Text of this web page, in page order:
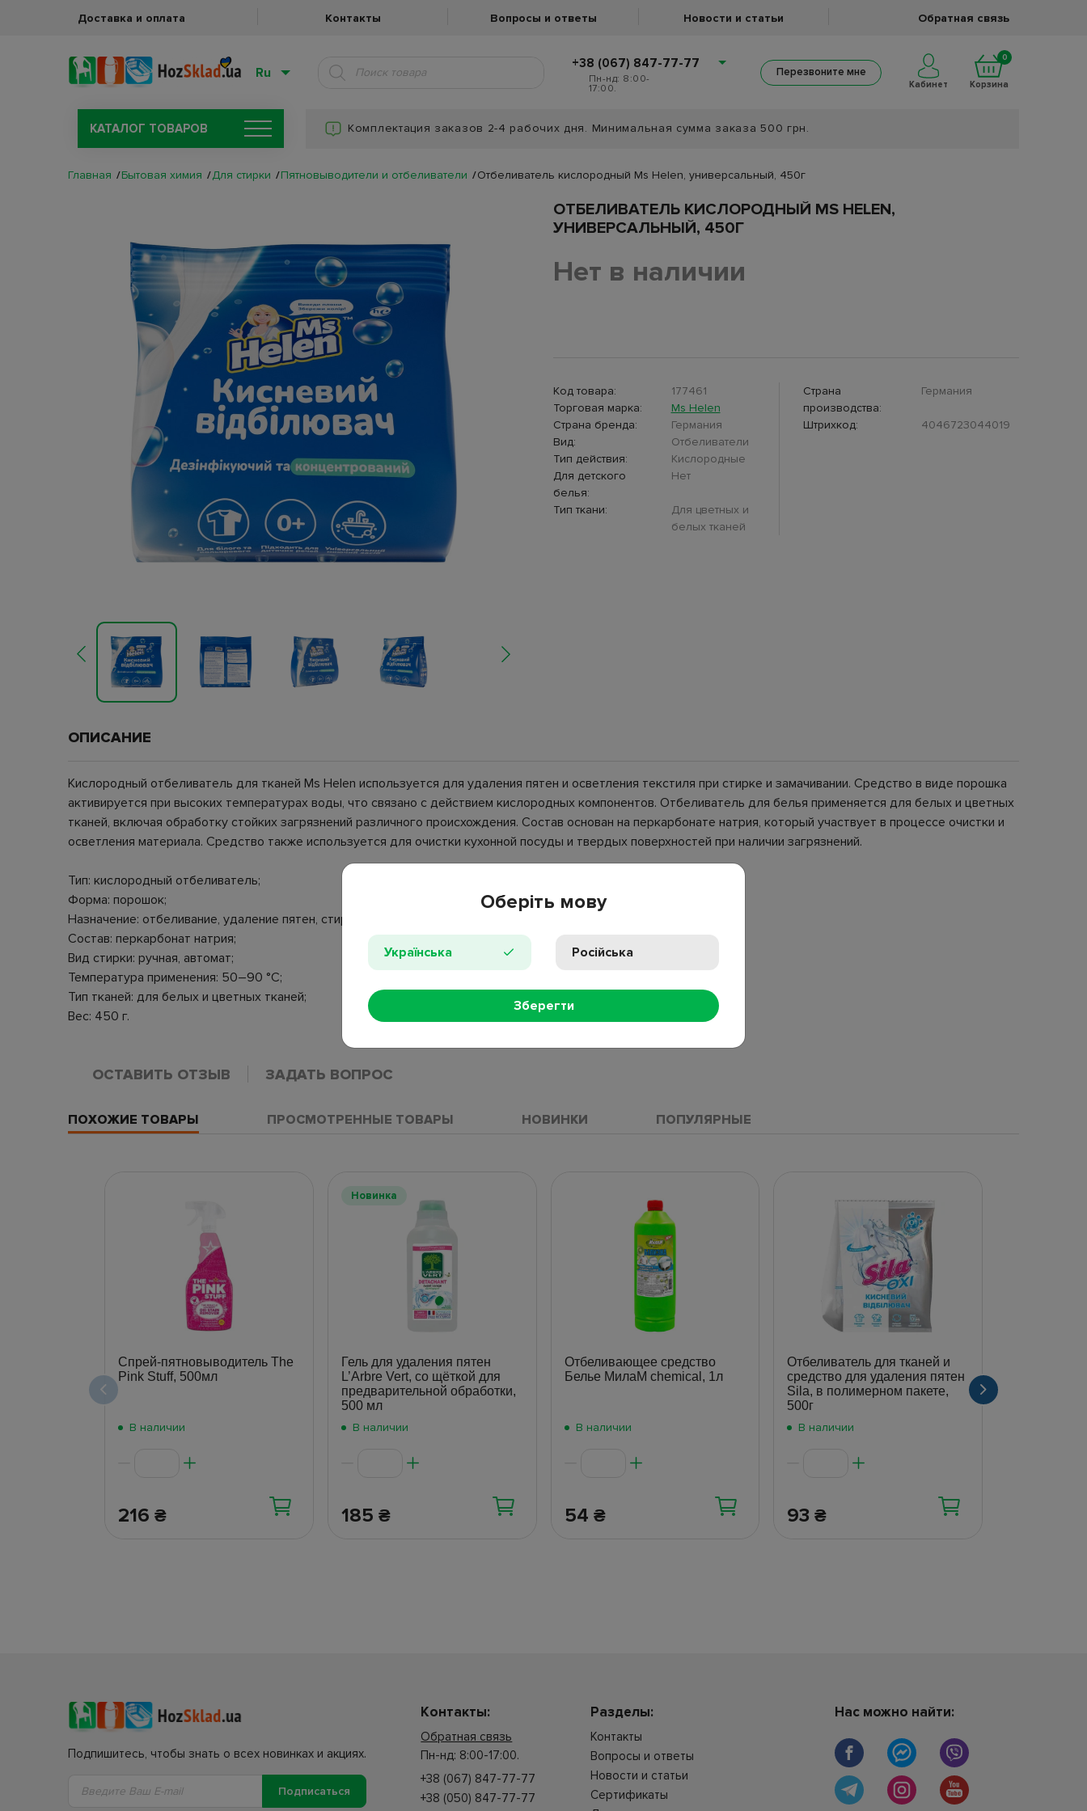
Доставка и оплата Контакты Вопросы и ответы Новости и статьи Обратная связь
Ru
+38 (067) 847-77-77
Пн-нд: 8:00-
17:00.
Перезвоните мне
Кабинет
0
Корзина
КАТАЛОГ ТОВАРОВ Комплектация заказов 2-4 рабочих дня. Минимальная сумма заказа 500 грн.
Главная Бытовая химия Для стирки Пятновыводители и отбеливатели Отбеливатель кислородный Ms Helen, универсальный, 450г
ОТБЕЛИВАТЕЛЬ КИСЛОРОДНЫЙ MS HELEN,
УНИВЕРСАЛЬНЫЙ, 450Г
Нет в наличии
Код товара:
177461
Торговая марка:
Ms Helen
Страна бренда:
Германия
Вид:
Отбеливатели
Тип действия:
Кислородные
Для детского
белья:
Нет
Тип ткани:
Для цветных и
белых тканей
Страна
производства:
Германия
Штрихкод: 4046723044019
ОПИСАНИЕ
Кислородный отбеливатель для тканей Ms Helen используется для удаления пятен и осветления текстиля при стирке и замачивании. Средство в виде порошка
активируется при высоких температурах воды, что связано с действием кислородных компонентов. Отбеливатель для белья применяется для белых и цветных
тканей, включая обработку стойких загрязнений различного происхождения. Состав основан на перкарбонате натрия, который участвует в процессе очистки и
осветления материала. Средство также используется для очистки кухонной посуды и твердых поверхностей при наличии загрязнений.
Тип: кислородный отбеливатель;
Форма: порошок;
Назначение: отбеливание, удаление пятен, стирка, очистка поверхностей и посуды;
Состав: перкарбонат натрия;
Вид стирки: ручная, автомат;
Температура применения: 50–90 °C;
Тип тканей: для белых и цветных тканей;
Вес: 450 г.
ОСТАВИТЬ ОТЗЫВ ЗАДАТЬ ВОПРОС
ПОХОЖИЕ ТОВАРЫ ПРОСМОТРЕННЫЕ ТОВАРЫ НОВИНКИ ПОПУЛЯРНЫЕ
Спрей-пятновыводитель The
Pink Stuff, 500мл
В наличии
216 ₴
Новинка
Гель для удаления пятен
L’Arbre Vert, со щёткой для
предварительной обработки,
500 мл
В наличии
185 ₴
Отбеливающее средство
Белье МилаМ chemical, 1л
В наличии
54 ₴
Отбеливатель для тканей и
средство для удаления пятен
Sila, в полимерном пакете,
500г
В наличии
93₴
Оберіть мову
Українська Російська
Зберегти
Подпишитесь, чтобы знать о всех новинках и акциях.
Подписаться
Контакты:
Обратная связь
Пн-нд: 8:00-17:00.
+38 (067) 847-77-77
+38 (050) 847-77-77
Разделы:
Контакты
Вопросы и ответы
Новости и статьи
Сертификаты
Нас можно найти: